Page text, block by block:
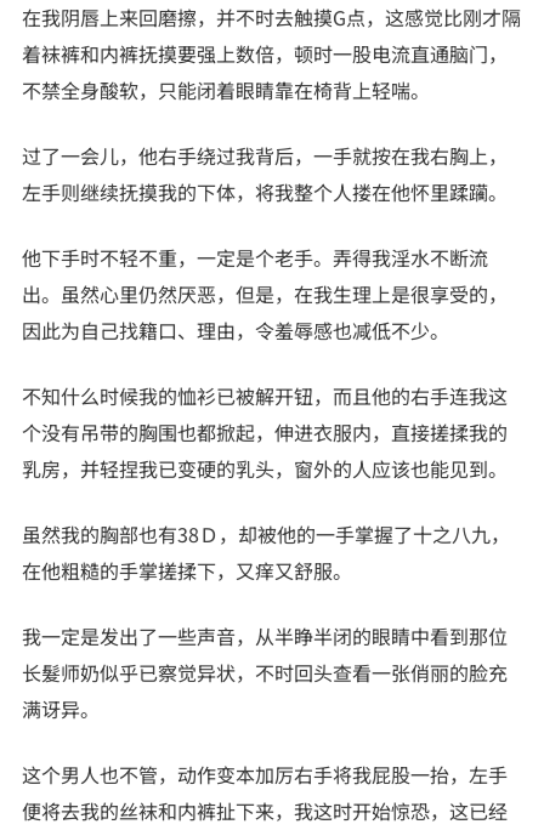
在我阴唇上来回磨擦，并不时去触摸G点，这感觉比刚才隔
着袜裤和内裤抚摸要强上数倍，顿时一股电流直通脑门，
不禁全身酸软，只能闭着眼睛靠在椅背上轻喘。
过了一会儿，他右手绕过我背后，一手就按在我右胸上，
左手则继续抚摸我的下体，将我整个人搂在他怀里蹂躏。
他下手时不轻不重，一定是个老手。弄得我淫水不断流
出。虽然心里仍然厌恶，但是，在我生理上是很享受的，
因此为自己找籍口、理由，令羞辱感也减低不少。
不知什么时候我的恤衫已被解开钮，而且他的右手连我这
个没有吊带的胸围也都掀起，伸进衣服内，直接搓揉我的
乳房，并轻捏我已变硬的乳头，窗外的人应该也能见到。
虽然我的胸部也有38Ｄ，却被他的一手掌握了十之八九，
在他粗糙的手掌搓揉下，又痒又舒服。
我一定是发出了一些声音，从半睁半闭的眼睛中看到那位
长髮师奶似乎已察觉异状，不时回头查看一张俏丽的脸充
满讶异。
这个男人也不管，动作变本加厉右手将我屁股一抬，左手
便将去我的丝袜和内裤扯下来，我这时开始惊恐，这已经